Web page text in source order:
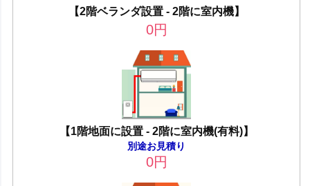
【2階ベランダ設置 - 2階に室内機】
0円
【1階地面に設置 - 2階に室内機(有料)】
別途お見積り
0円